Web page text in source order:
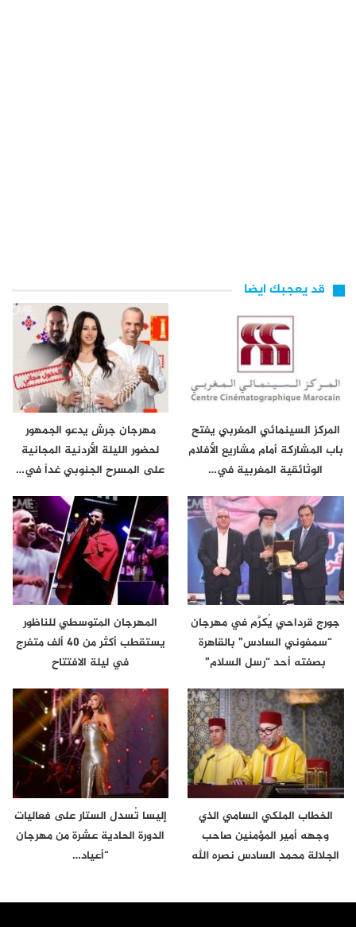
قد يعجبك ايضا
المركز السينمائي المغربي يفتح
باب المشاركة أمام مشاريع الأفلام
الوثائقية المغربية في…
مهرجان جرش يدعو الجمهور
لحضور الليلة الأردنية المجانية
على المسرح الجنوبي غداً في…
جورج قرداحي يُكرَّم في مهرجان
“سمفوني السادس” بالقاهرة
بصفته أحد “رسل السلام”
المهرجان المتوسطي للناظور
يستقطب أكثر من 40 ألف متفرج
في ليلة الافتتاح
الخطاب الملكي السامي الذي
وجهه أمير المؤمنين صاحب
الجلالة محمد السادس نصره الله
إليسا تُسدل الستار على فعاليات
الدورة الحادية عشرة من مهرجان
“أعياد…